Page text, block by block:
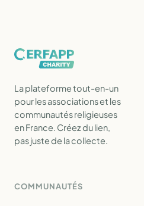
La plateforme tout-en-un
pour les associations et les
communautés religieuses
en France. Créez du lien,
pas juste de la collecte.
COMMUNAUTÉS